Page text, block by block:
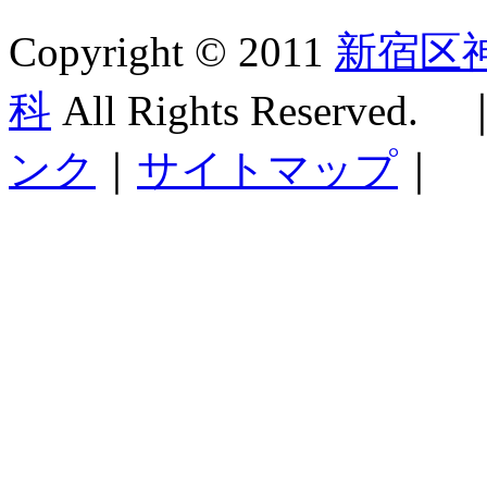
Copyright © 2011 新宿区
科 All Rights Reserved.
ンク
サイトマップ